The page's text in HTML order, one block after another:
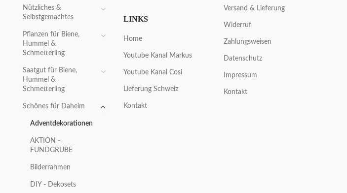
Nützliches &
Selbstgemachtes
Pflanzen für Biene,
Hummel &
Schmetterling
Saatgut für Biene,
Hummel &
Schmetterling
Schönes für Daheim
Adventdekorationen
AKTION -
FUNDGRUBE
Bilderrahmen
DIY - Dekosets
LINKS
Home
Youtube Kanal Markus
Youtube Kanal Cosi
Lieferung Schweiz
Kontakt
Versand & Lieferung
Widerruf
Zahlungsweisen
Datenschutz
Impressum
Kontakt